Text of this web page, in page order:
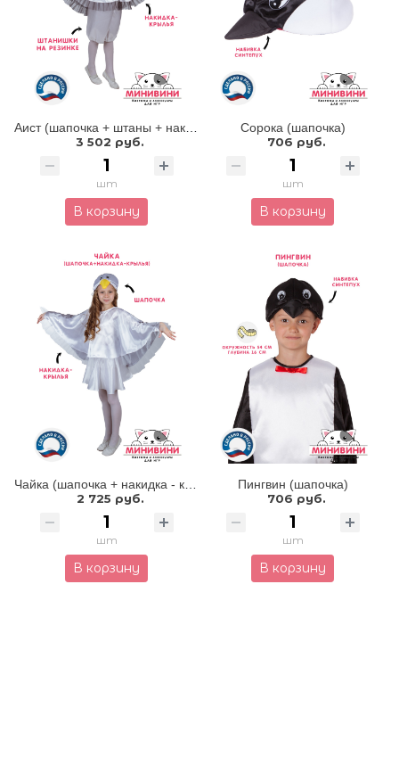
3 502 руб.
шт
В корзину
Сорока (шапочка)
706 руб.
шт
В корзину
2 725 руб.
шт
В корзину
Пингвин (шапочка)
706 руб.
шт
В корзину